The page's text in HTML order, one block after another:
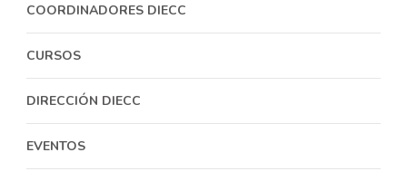
COORDINADORES DIECC
CURSOS
DIRECCIÓN DIECC
EVENTOS